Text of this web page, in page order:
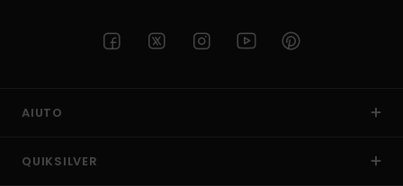
AIUTO
QUIKSILVER